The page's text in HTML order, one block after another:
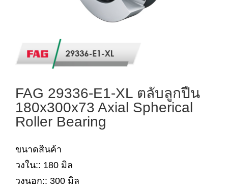
FAG 29336-E1-XL ตลับลูกปืน
180x300x73 Axial Spherical
Roller Bearing
ขนาดสินค้า
วงใน:: 180 มิล
วงนอก:: 300 มิล